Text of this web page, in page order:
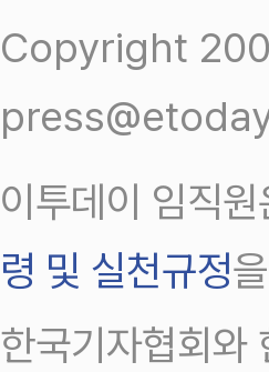
Copyright
이투데이 임직
령 및 실천규정
한국기자협회와